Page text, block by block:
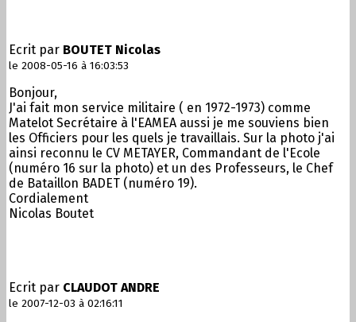
Ecrit par BOUTET Nicolas
le 2008-05-16 à 16:03:53
Bonjour,
J'ai fait mon service militaire ( en 1972-1973) comme
Matelot Secrétaire à l'EAMEA aussi je me souviens bien
les Officiers pour les quels je travaillais. Sur la photo j'ai
ainsi reconnu le CV METAYER, Commandant de l'Ecole
(numéro 16 sur la photo) et un des Professeurs, le Chef
de Bataillon BADET (numéro 19).
Cordialement
Nicolas Boutet
Ecrit par CLAUDOT ANDRE
le 2007-12-03 à 02:16:11